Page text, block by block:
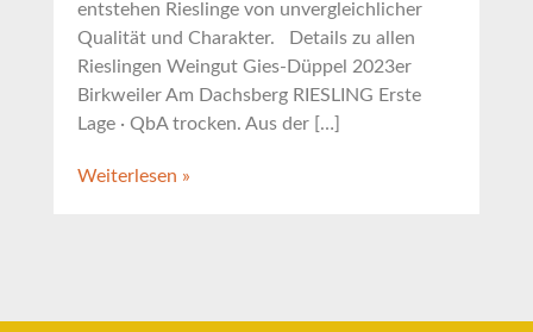
entstehen Rieslinge von unvergleichlicher
Qualität und Charakter. Details zu allen
Rieslingen Weingut Gies-Düppel 2023er
Birkweiler Am Dachsberg RIESLING Erste
Lage · QbA trocken. Aus der […]
Weiterlesen »